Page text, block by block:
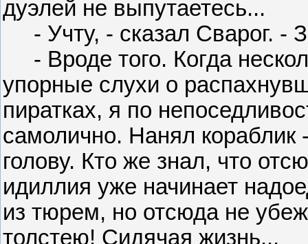
дуэлей не выпутаетесь...
- Учту, - сказал Сварог. -
- Вроде того. Когда
упорные слухи о
пиратках, я по
самолично. Нанял
голову. Кто же знал, что
идиллия уже начинает
из тюрем, но отсюда не
толстею! Сидячая жизнь...